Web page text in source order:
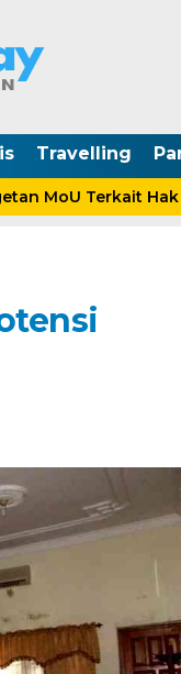
Travelling
MoU Terkait Hak